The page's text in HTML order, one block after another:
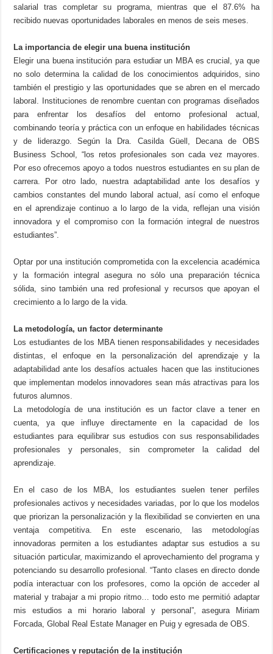
salarial tras completar su programa, mientras que el 87.6% ha
recibido nuevas oportunidades laborales en menos de seis meses.
La importancia de elegir una buena institución
Elegir una buena institución para estudiar un MBA es crucial, ya que
no solo determina la calidad de los conocimientos adquiridos, sino
también el prestigio y las oportunidades que se abren en el mercado
laboral. Instituciones de renombre cuentan con programas diseñados
para enfrentar los desafíos del entorno profesional actual,
combinando teoría y práctica con un enfoque en habilidades técnicas
y de liderazgo. Según la Dra. Casilda Güell, Decana de OBS
Business School, “los retos profesionales son cada vez mayores.
Por eso ofrecemos apoyo a todos nuestros estudiantes en su plan de
carrera. Por otro lado, nuestra adaptabilidad ante los desafíos y
cambios constantes del mundo laboral actual, así como el enfoque
en el aprendizaje continuo a lo largo de la vida, reflejan una visión
innovadora y el compromiso con la formación integral de nuestros
estudiantes”.
Optar por una institución comprometida con la excelencia académica
y la formación integral asegura no sólo una preparación técnica
sólida, sino también una red profesional y recursos que apoyan el
crecimiento a lo largo de la vida.
La metodología, un factor determinante
Los estudiantes de los MBA tienen responsabilidades y necesidades
distintas, el enfoque en la personalización del aprendizaje y la
adaptabilidad ante los desafíos actuales hacen que las instituciones
que implementan modelos innovadores sean más atractivas para los
futuros alumnos.
La metodología de una institución es un factor clave a tener en
cuenta, ya que influye directamente en la capacidad de los
estudiantes para equilibrar sus estudios con sus responsabilidades
profesionales y personales, sin comprometer la calidad del
aprendizaje.
En el caso de los MBA, los estudiantes suelen tener perfiles
profesionales activos y necesidades variadas, por lo que los modelos
que priorizan la personalización y la flexibilidad se convierten en una
ventaja competitiva. En este escenario, las metodologías
innovadoras permiten a los estudiantes adaptar sus estudios a su
situación particular, maximizando el aprovechamiento del programa y
potenciando su desarrollo profesional. “Tanto clases en directo donde
podía interactuar con los profesores, como la opción de acceder al
material y trabajar a mi propio ritmo… todo esto me permitió adaptar
mis estudios a mi horario laboral y personal”, asegura Miriam
Forcada, Global Real Estate Manager en Puig y egresada de OBS.
Certificaciones y reputación de la institución